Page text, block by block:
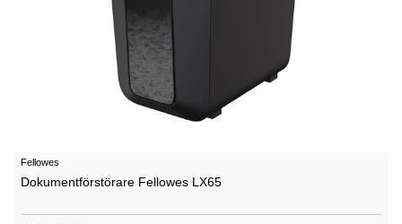
Fellowes
Dokumentförstörare Fellowes LX65